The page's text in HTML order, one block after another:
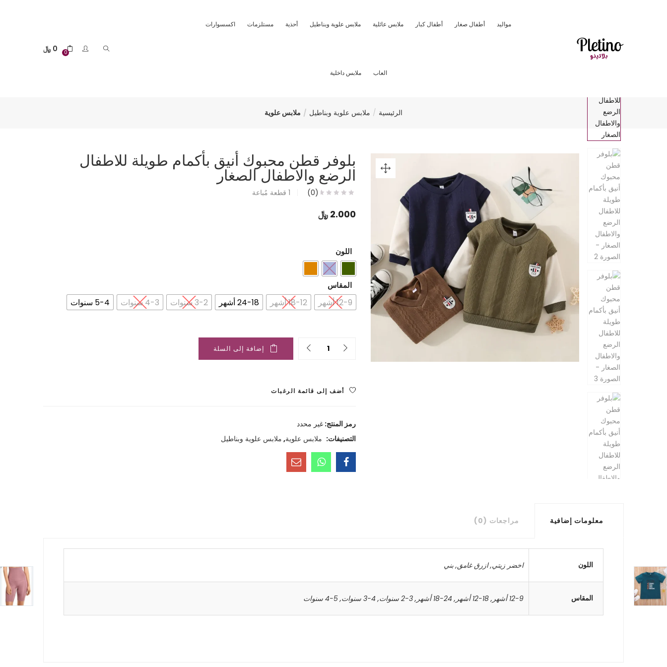
مواليد أطفال صغار أطفال كبار ملابس عائلية ملابس علوية وبناطيل أحذية مستلزمات اكسسوارات
العاب ملابس داخلية
0
0 ﷼
الرئيسية ملابس علوية وبناطيل ملابس علوية
بلوفر قطن محبوك أنيق بأكمام طويلة للاطفال
الرضع والاطفال الصغار
(0)
1 قطعة مُباعة
2.000 ﷼
اللون
المقاس
12-9 أشهر 18-12 أشهر 24-18 أشهر 3-2 سنوات 4-3 سنوات 5-4 سنوات
Quantity
إضافة إلى السلة
أضف إلى قائمة الرغبات
رمز المنتج: غير محدد
التصنيفات: ملابس علوية, ملابس علوية وبناطيل
معلومات إضافية مراجعات (0)
اللون اخضر زيتي,ازرق غامق,بني
المقاس 12-9 أشهر ,18-12 أشهر ,24-18 أشهر ,3-2 سنوات ,4-3 سنوات ,5-4 سنوات